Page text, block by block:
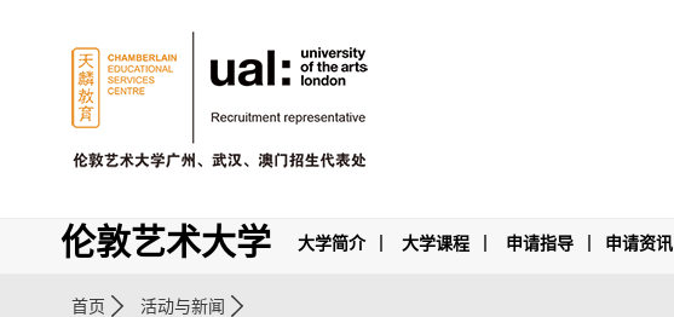
大学简介 大学课程 申请指导 申请资讯
伦敦艺术大学
首页 活动与新闻